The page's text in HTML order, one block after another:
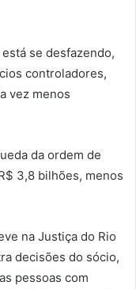
se desfazendo,
controladores,
vez menos
da ordem de
3,8 bilhões, menos
na Justiça do Rio
decisões do sócio,
pessoas com